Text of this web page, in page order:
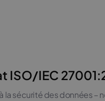
ISO/IEC
la sécurité des données –